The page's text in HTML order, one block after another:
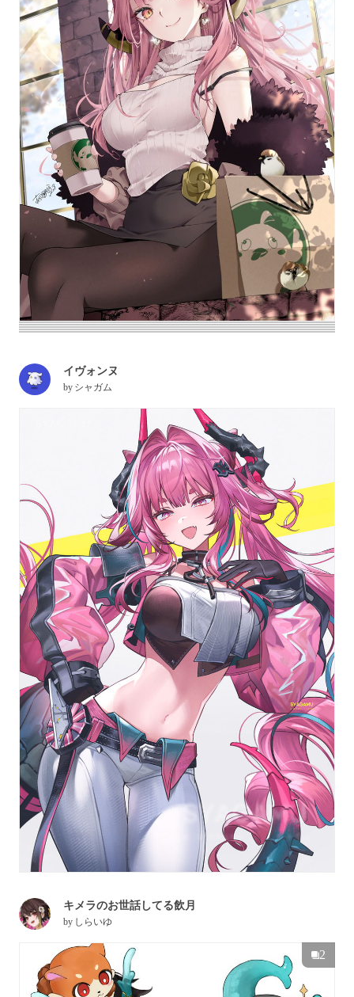
イヴォンヌ
by シャガム
キメラのお世話してる飲月
by しらいゆ
2